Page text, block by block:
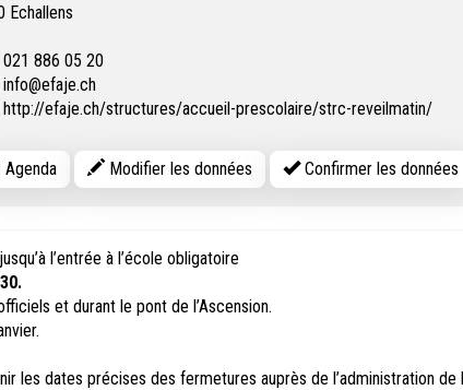
Echallens
021 886 05 20
info@efaje.ch
http://efaje.ch/structures/accueil-prescolaire/strc-reveilmatin/
Agenda Modifier les données Confirmer les données
l’entrée à l’école obligatoire
et durant le pont de l’Ascension.
les dates précises des fermetures auprès de l’administration de